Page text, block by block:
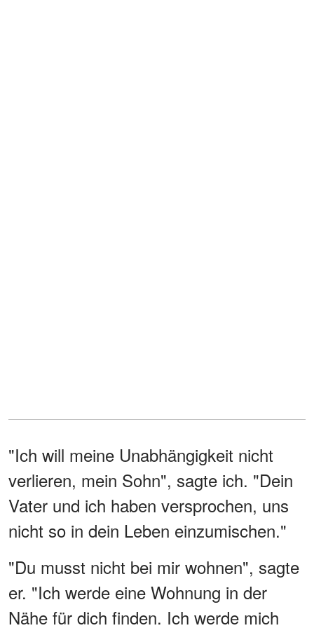
"Ich will meine Unabhängigkeit nicht
verlieren, mein Sohn", sagte ich. "Dein
Vater und ich haben versprochen, uns
nicht so in dein Leben einzumischen."
"Du musst nicht bei mir wohnen", sagte
er. "Ich werde eine Wohnung in der
Nähe für dich finden. Ich werde mich